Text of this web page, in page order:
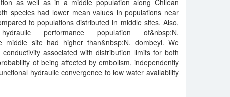
as well as in a middle population along Chilean
species had lower mean values in populations near
to populations distributed in middle sites. Also,
performance population of&nbsp;N.
middle site had higher than&nbsp;N. dombeyi. We
associated with distribution limits for both
of being affected by embolism, independently
hydraulic convergence to low water availability